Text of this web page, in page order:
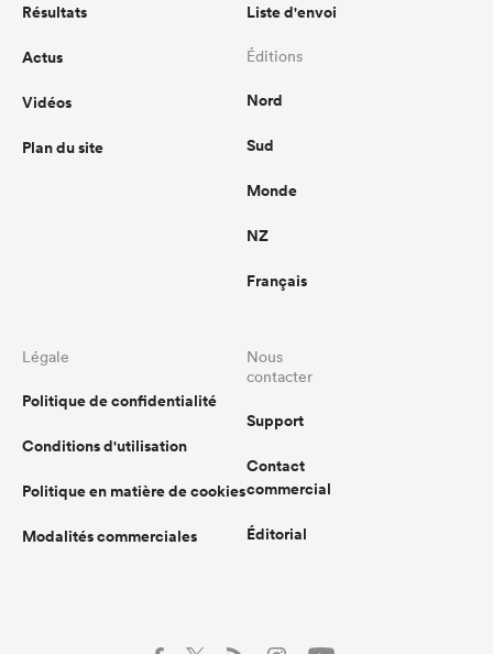
Résultats
Actus
Vidéos
Plan du site
Liste d'envoi
Éditions
Nord
Sud
Monde
NZ
Français
Légale
Politique de confidentialité
Conditions d'utilisation
Politique en matière de cookies
Modalités commerciales
Nous
contacter
Support
Contact
commercial
Éditorial